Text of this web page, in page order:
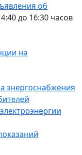
об
до 16:30 часов
на
энергоснабжения